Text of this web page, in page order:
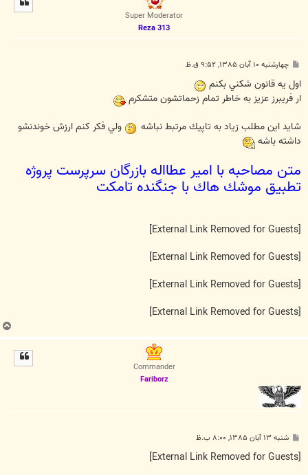
Super Moderator
Reza 313
پ
ت
چهارشنبه ۱۰ آبان ۱۳۸۵, ۹:۵۲ ق.ظ
اول يه قانون شكني بكنم
ار فريبرز عزيز به خاطر تمام زحماتشون متشكرم
شايد اين مطلب زياد به تاپيك مرتبط نباشه
ولي فكر كنم ارزش خوندنشو
داشته باشه
متن مصاحبه با امير عطااله بازرگان سرپرست پروژه
تطبيق موشك هاك با جنگنده تامكت
ب
ا
Commander
Fariborz
پ
ت
شنبه ۱۳ آبان ۱۳۸۵, ۸:۰۰ ب.ظ